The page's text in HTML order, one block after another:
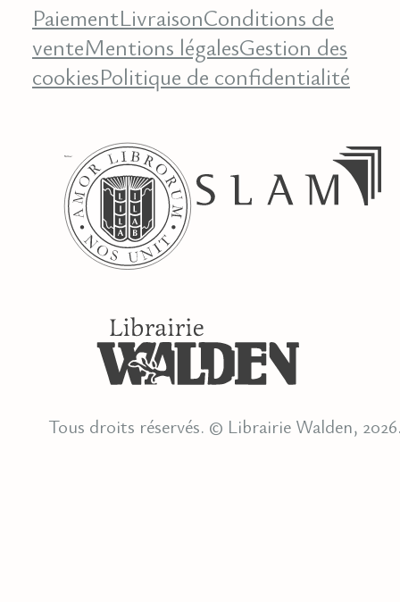
PaiementLivraisonConditions de
venteMentions légalesGestion des
cookiesPolitique de confidentialité
Tous droits réservés. © Librairie Walden,